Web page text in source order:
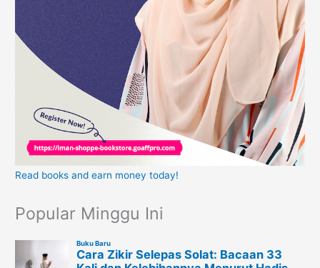
Read books and earn money today!
Popular Minggu Ini